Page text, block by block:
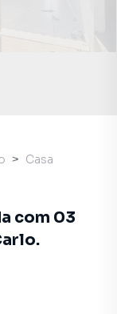
Casa
com 03